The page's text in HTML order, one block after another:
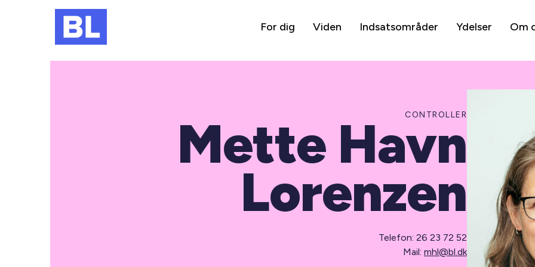
For dig Viden Indsatsområder Ydelser Om
CONTROLLER
Mette Havn
Lorenzen
Telefon: 26 23 72 52
Mail: mhl@bl.dk